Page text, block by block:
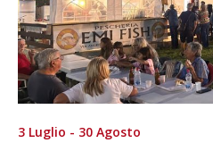
3 Luglio - 30 Agosto